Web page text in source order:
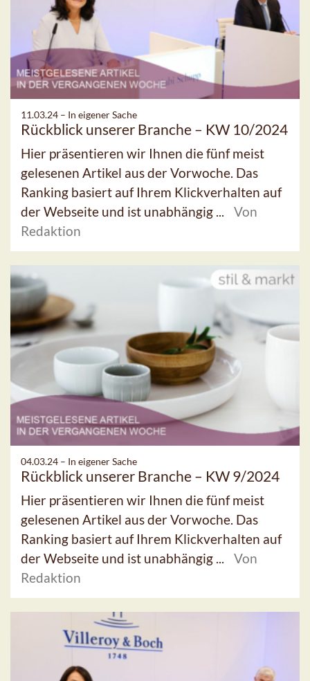
11.03.24 – In eigener Sache
Rückblick unserer Branche – KW 10/2024
Hier präsentieren wir Ihnen die fünf meist
gelesenen Artikel aus der Vorwoche. Das
Ranking basiert auf Ihrem Klickverhalten auf
der Webseite und ist unabhängig ...
Von
Redaktion
04.03.24 – In eigener Sache
Rückblick unserer Branche – KW 9/2024
Hier präsentieren wir Ihnen die fünf meist
gelesenen Artikel aus der Vorwoche. Das
Ranking basiert auf Ihrem Klickverhalten auf
der Webseite und ist unabhängig ...
Von
Redaktion